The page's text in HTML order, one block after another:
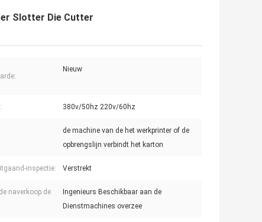
Slotter Die Cutter
Nieuw
380v/50hz 220v/60hz
de machine van de het werkprinter of de
opbrengslijn verbindt het karton
inspectie: Verstrekt
naverkoop de
Ingenieurs Beschikbaar aan de
Dienstmachines overzee